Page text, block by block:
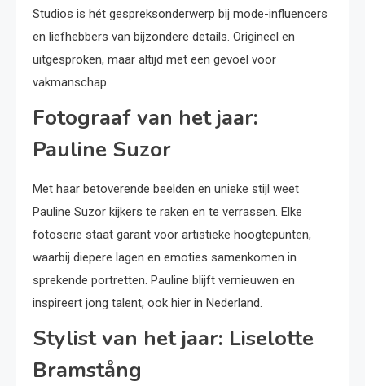
Studios is hét gespreksonderwerp bij mode-influencers
en liefhebbers van bijzondere details. Origineel en
uitgesproken, maar altijd met een gevoel voor
vakmanschap.
Fotograaf van het jaar:
Pauline Suzor
Met haar betoverende beelden en unieke stijl weet
Pauline Suzor kijkers te raken en te verrassen. Elke
fotoserie staat garant voor artistieke hoogtepunten,
waarbij diepere lagen en emoties samenkomen in
sprekende portretten. Pauline blijft vernieuwen en
inspireert jong talent, ook hier in Nederland.
Stylist van het jaar: Liselotte
Bramstång